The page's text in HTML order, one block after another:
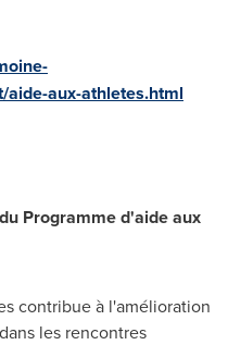
aux-athletes.html
Programme d'aide aux
contribue à l'amélioration
les rencontres